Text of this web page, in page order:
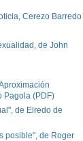
Cerezo Barredo
de John
Pagola (PDF)
de Elredo de
posible", de Roger